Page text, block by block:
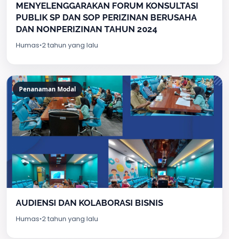
MENYELENGGARAKAN FORUM KONSULTASI
PUBLIK SP DAN SOP PERIZINAN BERUSAHA
DAN NONPERIZINAN TAHUN 2024
Humas•2 tahun yang lalu
Penanaman Modal
AUDIENSI DAN KOLABORASI BISNIS
Humas•2 tahun yang lalu